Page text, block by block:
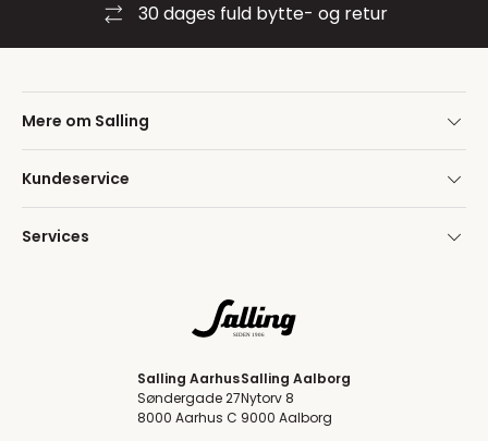
30 dages fuld bytte- og retur
Mere om Salling
Kundeservice
Services
Salling Aarhus
Søndergade 27
8000 Aarhus C
Salling Aalborg
Nytorv 8
9000 Aalborg